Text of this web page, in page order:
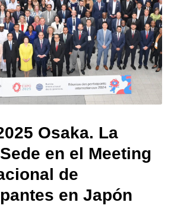
Osaka. La
en el Meeting
de
en Japón